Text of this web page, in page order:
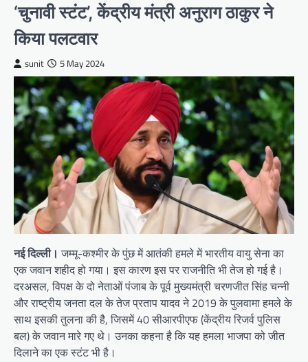
‘चुनावी स्टंट’, केंद्रीय मंत्री अनुराग ठाकुर ने
किया पलटवार
sunit 5 May 2024
नई दिल्ली। जम्मू-कश्मीर के पुंछ में आतंकी हमले में भारतीय वायु सेना का
एक जवान शहीद हो गया। इस कारण इस पर राजनीति भी तेज हो गई है।
दरअसल, विपक्ष के दो नेताओं पंजाब के पूर्व मुख्यमंत्री चरणजीत सिंह चन्नी
और राष्ट्रीय जनता दल के तेज प्रताप यादव ने 2019 के पुलवामा हमले के
साथ इसकी तुलना की है, जिसमें 40 सीआरपीएफ (केंद्रीय रिजर्व पुलिस
बल) के जवान मारे गए थे। उनका कहना है कि यह हमला भाजपा को जीत
दिलाने का एक स्टंट भी है।